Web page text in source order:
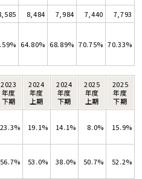
8,484 7,984 7,440
7,793
64.80% 68.89% 70.75% 70.33%
2023
年度
下期
2024
年度
上期
2024
年度
下期
2025
年度
上期
2025
年度
下期
23.3% 19.1% 14.1% 8.0% 15.9%
56.7% 53.0% 38.0% 50.7% 52.2%